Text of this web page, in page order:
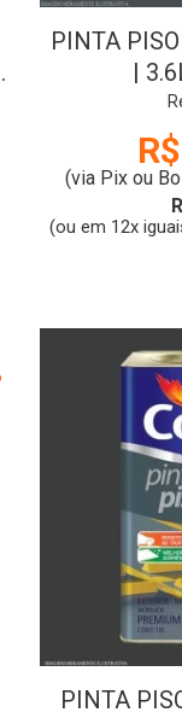
PINTA
|
(via Pix ou
(ou em 12x
PINTA